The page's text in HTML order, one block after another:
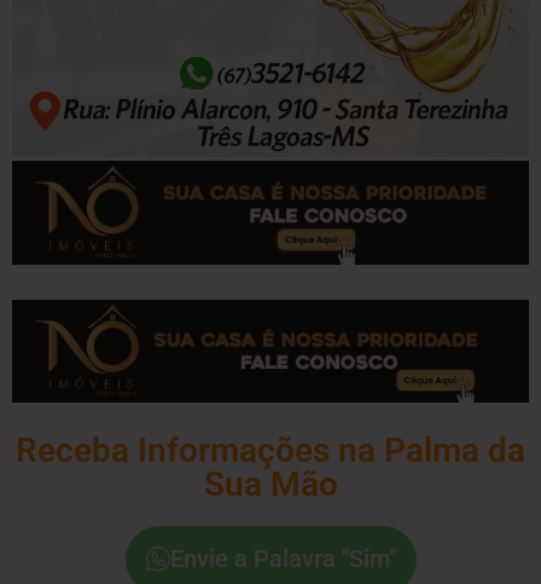
Receba Informações na Palma da
Sua Mão
Envie a Palavra "Sim"